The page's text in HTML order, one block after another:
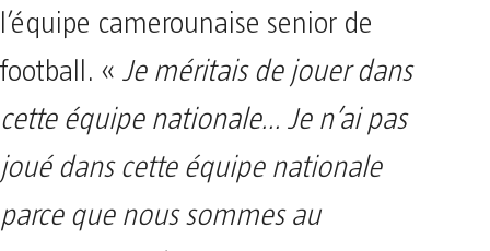
l’équipe camerounaise senior de
football. « Je méritais de jouer dans
cette équipe nationale… Je n’ai pas
joué dans cette équipe nationale
parce que nous sommes au